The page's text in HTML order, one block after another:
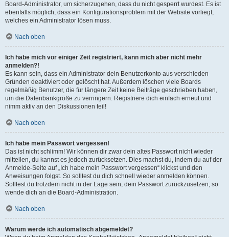
Board-Administrator, um sicherzugehen, dass du nicht gesperrt wurdest. Es ist
ebenfalls möglich, dass ein Konfigurationsproblem mit der Website vorliegt,
welches ein Administrator lösen muss.
Nach oben
Ich habe mich vor einiger Zeit registriert, kann mich aber nicht mehr
anmelden?!
Es kann sein, dass ein Administrator dein Benutzerkonto aus verschieden
Gründen deaktiviert oder gelöscht hat. Außerdem löschen viele Boards
regelmäßig Benutzer, die für längere Zeit keine Beiträge geschrieben haben,
um die Datenbankgröße zu verringern. Registriere dich einfach erneut und
nimm aktiv an den Diskussionen teil!
Nach oben
Ich habe mein Passwort vergessen!
Das ist nicht schlimm! Wir können dir zwar dein altes Passwort nicht wieder
mitteilen, du kannst es jedoch zurücksetzen. Dies machst du, indem du auf der
Anmelde-Seite auf „Ich habe mein Passwort vergessen“ klickst und den
Anweisungen folgst. So solltest du dich schnell wieder anmelden können.
Solltest du trotzdem nicht in der Lage sein, dein Passwort zurückzusetzen, so
wende dich an die Board-Administration.
Nach oben
Warum werde ich automatisch abgemeldet?